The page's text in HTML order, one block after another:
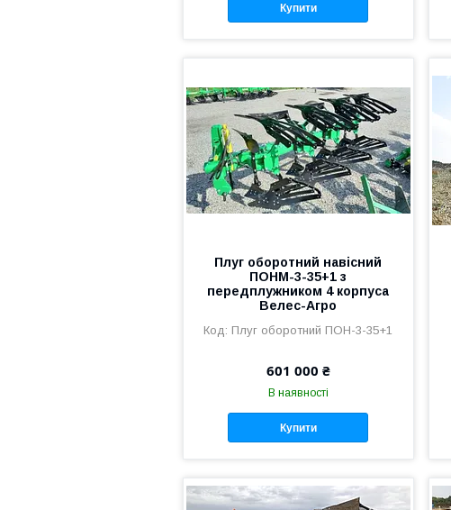
Купити
Плуг оборотний навісний
ПОНМ-3-35+1 з
передплужником 4 корпуса
Велес-Агро
Плуг оборотний ПОН-3-35+1
601 000 ₴
В наявності
Купити